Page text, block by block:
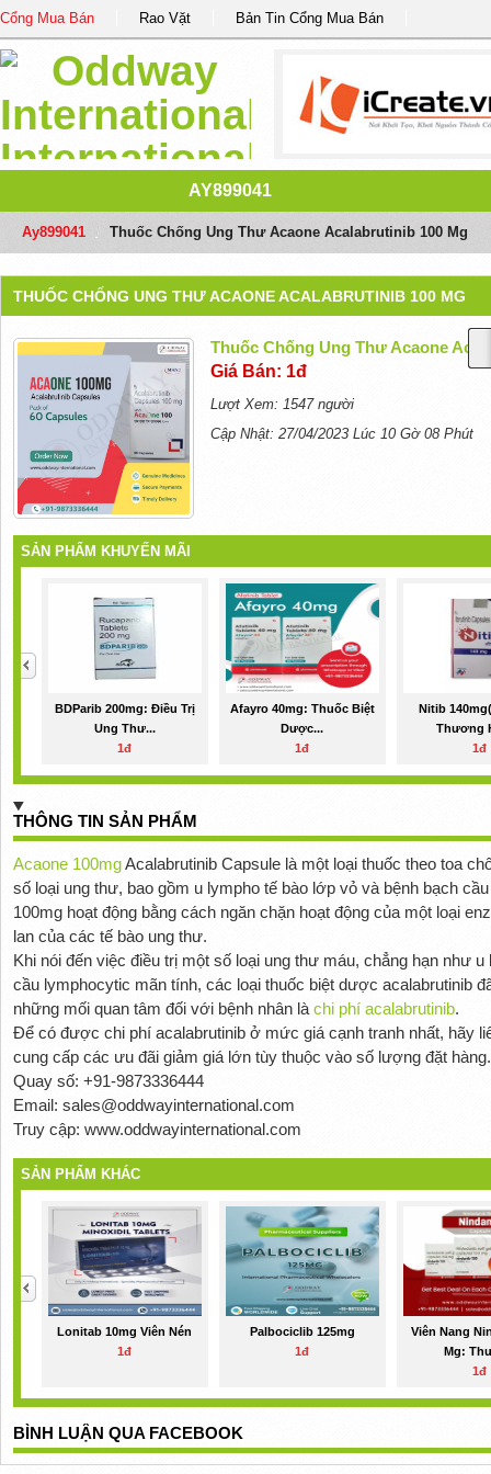
Cổng Mua Bán Rao Vặt Bản Tin Cổng Mua Bán
AY899041
Ay899041 Thuốc Chống Ung Thư Acaone Acalabrutinib 100 Mg
THUỐC CHỐNG UNG THƯ ACAONE ACALABRUTINIB 100 MG
Thuốc Chống Ung Thư Acaone
Giá Bán: 1đ
Lượt Xem: 1547 người
Cập Nhật: 27/04/2023 Lúc 10 Gờ 08 Phút
SẢN PHẨM KHUYẾN MÃI
BDParib 200mg: Điều Trị
Ung Thư...
1đ
Afayro 40mg: Thuốc Biệt
Dược...
1đ
Nitib
Thương
1đ
THÔNG TIN SẢN PHẨM
Acaone 100mgAcalabrutinib Capsule là một loại thuốc theo toa
số loại ung thư, bao gồm u lympho tế bào lớp vỏ và bệnh bạch
100mg hoạt động bằng cách ngăn chặn hoạt động của một loại
lan của các tế bào ung thư.
Khi nói đến việc điều trị một số loại ung thư máu, chẳng hạn như
cầu lymphocytic mãn tính, các loại thuốc biệt dược acalabrutinib
những mối quan tâm đối với bệnh nhân là chi phí acalabrutinib.
Để có được chi phí acalabrutinib ở mức giá cạnh tranh nhất, hãy
cung cấp các ưu đãi giảm giá lớn tùy thuộc vào số lượng đặt hàng.
Quay số: +91-9873336444
Email: sales@oddwayinternational.com
Truy cập: www.oddwayinternational.com
SẢN PHẨM KHÁC
Lonitab 10mg Viên Nén
1đ
Palbociclib 125mg
1đ
Viên Nang
Mg:
1đ
BÌNH LUẬN QUA FACEBOOK